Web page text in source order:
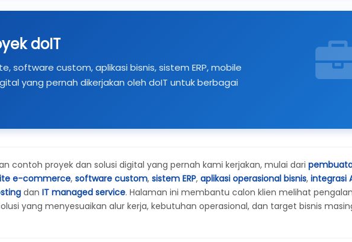
doIT
software custom, aplikasi bisnis, sistem ERP, mobile
yang pernah dikerjakan oleh doIT untuk berbagai
contoh proyek dan solusi digital yang pernah kami kerjakan, mulai dari
e-commerce, software custom, sistem ERP, aplikasi operasional bisnis, integrasi
dan IT managed service. Halaman ini membantu calon klien melihat
yang menyesuaikan alur kerja, kebutuhan operasional, dan target bisnis